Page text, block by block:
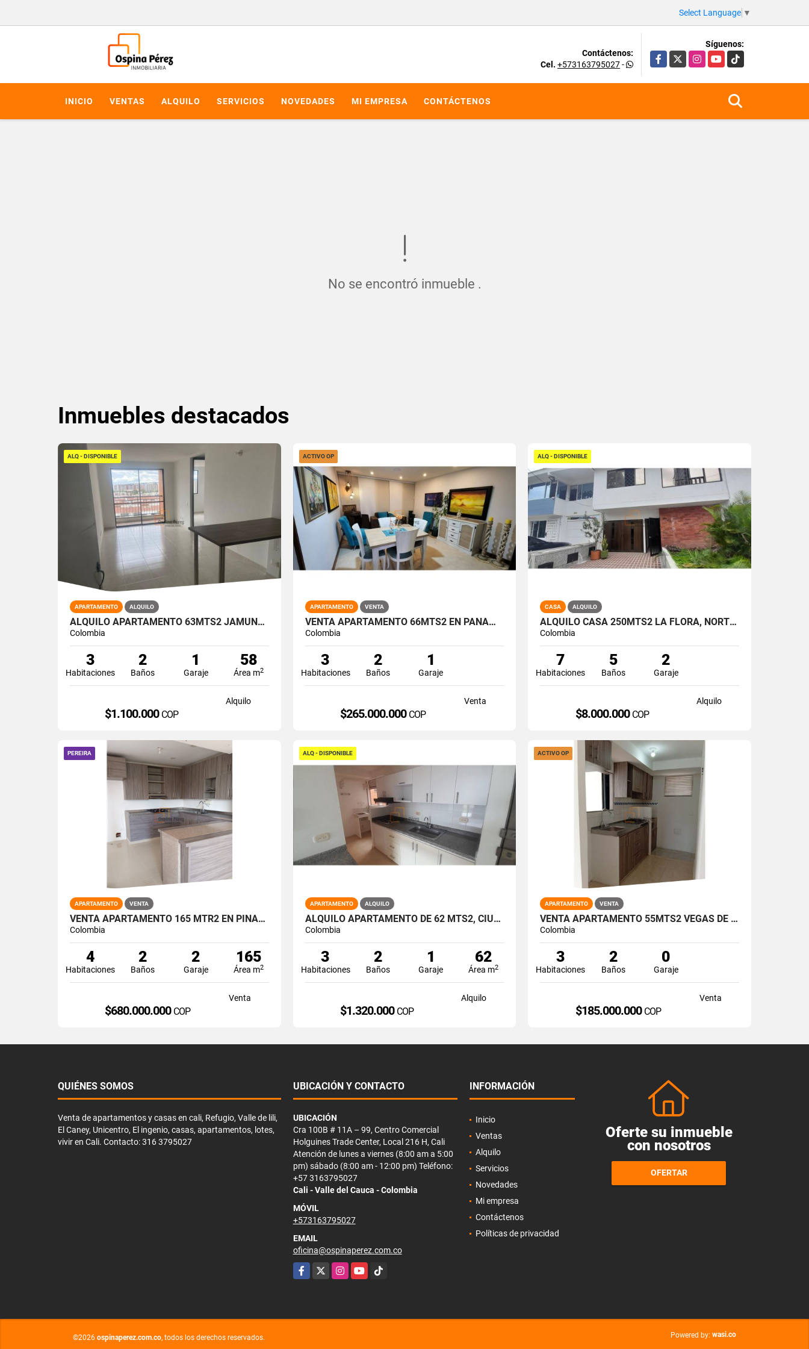
Select Language ▼
Contáctenos:
Cel. +573163795027-
Síguenos:
Facebook
X InstagramYouTubeTikTok
INICIO VENTAS ALQUILO SERVICIOS NOVEDADES MI EMPRESA CONTÁCTENOS
No se encontró inmueble .
Inmuebles destacados
ALQ - DISPONIBLE
APARTAMENTO ALQUILO
ALQUILO APARTAMENTO 63MTS2 JAMUNDÍ, VALLE DEL CAUCA A-155
Colombia
3
Habitaciones
2
Baños
1
Garaje
58
Área m2
Alquilo
$1.100.000 COP
ACTIVO OP
APARTAMENTO VENTA
VENTA APARTAMENTO 66MTS2 EN PANAMERICANO, SUR DE CALI, 15025-1
Colombia
3
Habitaciones
2
Baños
1
Garaje
Venta
$265.000.000 COP
ALQ - DISPONIBLE
CASA ALQUILO
ALQUILO CASA 250MTS2 LA FLORA, NORTE DE CALI, A-174
Colombia
7
Habitaciones
5
Baños
2
Garaje
Alquilo
$8.000.000 COP
PEREIRA
APARTAMENTO VENTA
VENTA APARTAMENTO 165 MTR2 EN PINARES, ORIENTE DE PEREIRA. 12760.2
Colombia
4
Habitaciones
2
Baños
2
Garaje
165
Área m2
Venta
$680.000.000 COP
ALQ - DISPONIBLE
APARTAMENTO ALQUILO
ALQUILO APARTAMENTO DE 62 MTS2, CIUDAD MELENDEZ, SUR DE CALI A-172
Colombia
3
Habitaciones
2
Baños
1
Garaje
62
Área m2
Alquilo
$1.320.000 COP
ACTIVO OP
APARTAMENTO VENTA
VENTA APARTAMENTO 55MTS2 VEGAS DE COMFANDI, SUR DE CALI 14897-1
Colombia
3
Habitaciones
2
Baños
0
Garaje
Venta
$185.000.000 COP
QUIÉNES SOMOS
Venta de apartamentos y casas en cali, Refugio, Valle de lili,
El Caney, Unicentro, El ingenio, casas, apartamentos, lotes,
vivir en Cali. Contacto: 316 3795027
UBICACIÓN Y CONTACTO
UBICACIÓN
Cra 100B # 11A – 99, Centro Comercial
Holguines Trade Center, Local 216 H, Cali
Atención de lunes a viernes (8:00 am a 5:00
pm) sábado (8:00 am - 12:00 pm) Teléfono:
+57 3163795027
Cali - Valle del Cauca - Colombia
MÓVIL
+573163795027
EMAIL
oficina@ospinaperez.com.co
Facebook
X InstagramYouTubeTikTok
INFORMACIÓN
Inicio
Ventas
Alquilo
Servicios
Novedades
Mi empresa
Contáctenos
Políticas de privacidad
Oferte su inmueble
con nosotros
OFERTAR
©2026 ospinaperez.com.co, todos los derechos reservados. Powered by: wasi.co